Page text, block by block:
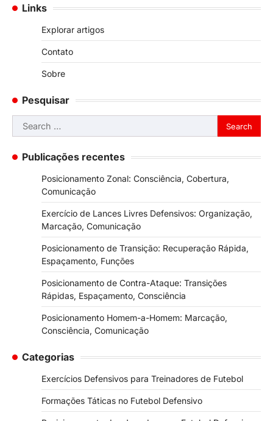
Links
Explorar artigos
Contato
Sobre
Pesquisar
Search
for:
Publicações recentes
Posicionamento Zonal: Consciência, Cobertura,
Comunicação
Exercício de Lances Livres Defensivos: Organização,
Marcação, Comunicação
Posicionamento de Transição: Recuperação Rápida,
Espaçamento, Funções
Posicionamento de Contra-Ataque: Transições
Rápidas, Espaçamento, Consciência
Posicionamento Homem-a-Homem: Marcação,
Consciência, Comunicação
Categorias
Exercícios Defensivos para Treinadores de Futebol
Formações Táticas no Futebol Defensivo